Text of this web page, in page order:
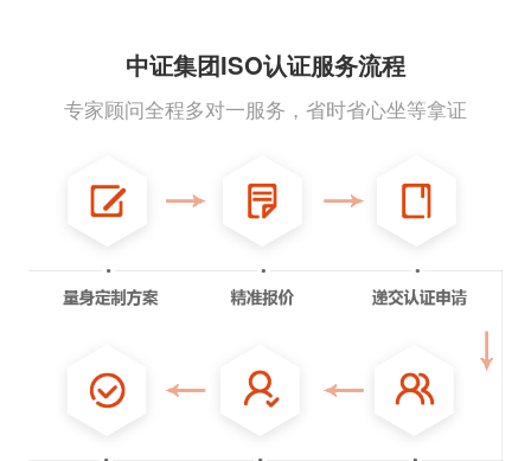
中证集团ISO认证服务流程
专家顾问全程多对一服务，省时省心坐等拿证